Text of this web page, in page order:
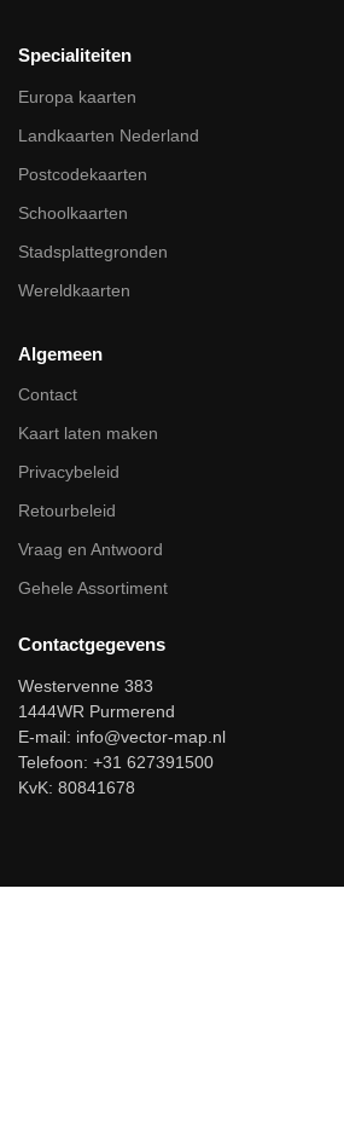
Specialiteiten
Europa kaarten
Landkaarten Nederland
Postcodekaarten
Schoolkaarten
Stadsplattegronden
Wereldkaarten
Algemeen
Contact
Kaart laten maken
Privacybeleid
Retourbeleid
Vraag en Antwoord
Gehele Assortiment
Contactgegevens
Westervenne 383
1444WR Purmerend
E-mail: info@vector-map.nl
Telefoon: +31 627391500
KvK: 80841678